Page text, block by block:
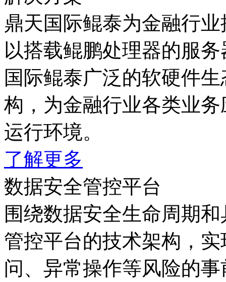
鼎天国际鲲泰为金融行
以搭载鲲鹏处理器的服务
国际鲲泰广泛的软硬件
构，为金融行业各类业务
运行环境。
了解更多
数据安全管控平台
围绕数据安全生命周期和
管控平台的技术架构，
问、异常操作等风险的